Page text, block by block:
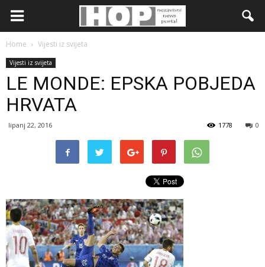
Home Vijesti iz svijeta
Vijesti iz svijeta
LE MONDE: EPSKA POBJEDA
HRVATA
lipanj 22, 2016 0
1778